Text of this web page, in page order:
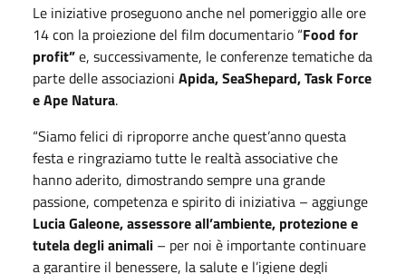
Le iniziative proseguono anche nel pomeriggio alle ore
14 con la proiezione del film documentario “Food for
profit”e, successivamente, le conferenze tematiche da
parte delle associazioni Apida, SeaShepard, Task Force
e Ape Natura.
“Siamo felici di riproporre anche quest’anno questa
festa e ringraziamo tutte le realtà associative che
hanno aderito, dimostrando sempre una grande
passione, competenza e spirito di iniziativa – aggiunge
Lucia Galeone, assessore all’ambiente, protezione e
tutela degli animali – per noi è importante continuare
a garantire il benessere, la salute e l’igiene degli